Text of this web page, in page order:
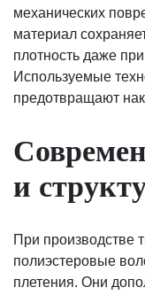
механических
материал
плотность даже
Используемые
предотвращают
и
При производстве
полиэстеровые
плетения. Они